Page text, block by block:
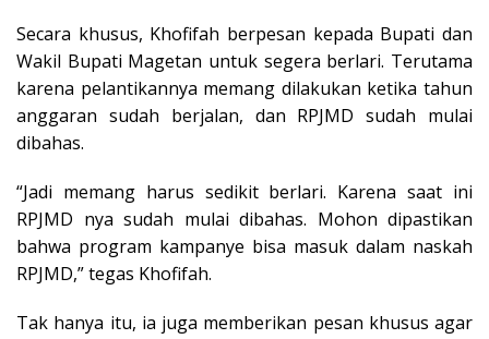
Secara khusus, Khofifah berpesan kepada Bupati dan
Wakil Bupati Magetan untuk segera berlari. Terutama
karena pelantikannya memang dilakukan ketika tahun
anggaran sudah berjalan, dan RPJMD sudah mulai
dibahas.
“Jadi memang harus sedikit berlari. Karena saat ini
RPJMD nya sudah mulai dibahas. Mohon dipastikan
bahwa program kampanye bisa masuk dalam naskah
RPJMD,” tegas Khofifah.
Tak hanya itu, ia juga memberikan pesan khusus agar